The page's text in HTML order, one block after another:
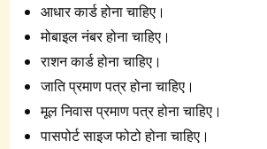
आधार कार्ड होना चाहिए।
मोबाइल नंबर होना चाहिए।
राशन कार्ड होना चाहिए।
जाति प्रमाण पत्र होना चाहिए।
मूल निवास प्रमाण पत्र होना चाहिए।
पासपोर्ट साइज फोटो होना चाहिए।